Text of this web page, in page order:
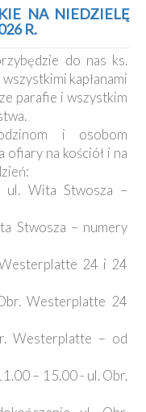
NA NIEDZIELĘ
R.
do nas ks.
kapłanami
parafie i wszystkim
i osobom
ofiary na kościół i na
ul. Wita Stwosza –
Stwosza – numery
24 i 24
Westerplatte 24
Westerplatte – od
– 15.00 - ul. Obr.